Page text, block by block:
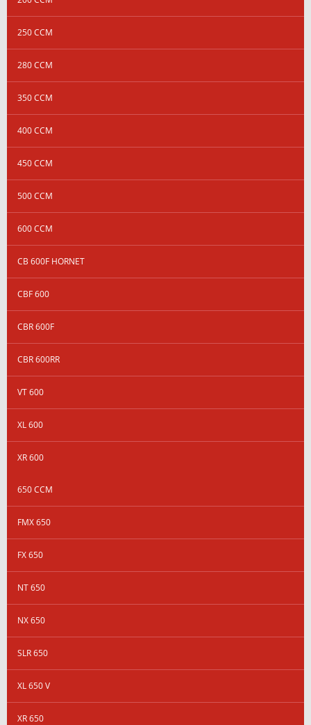
250 CCM
280 CCM
350 CCM
400 CCM
450 CCM
500 CCM
600 CCM
CB 600F HORNET
CBF 600
CBR 600F
CBR 600RR
VT 600
XL 600
XR 600
650 CCM
FMX 650
FX 650
NT 650
NX 650
SLR 650
XL 650 V
XR 650